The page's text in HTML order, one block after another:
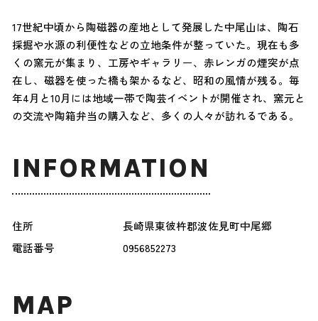
17世紀中頃から陶磁器の産地として発展した中尾山は、陶石
採掘や水源の利便性などの立地条件が整っていた。現在も多
くの窯元が集まり、工房やギャラリー、赤レンガの煙突が点
在し、磁器を使った橋も架かるなど、昭和の風情が残る。毎
年4月と10月には地域一帯で陶芸イベントが開催され、窯元と
の交流や陶箱弁当の購入など、多くの人々が訪れるである。
INFORMATION
住所
長崎県東彼杵郡波佐見町中尾郷
電話番号
0956852273
MAP